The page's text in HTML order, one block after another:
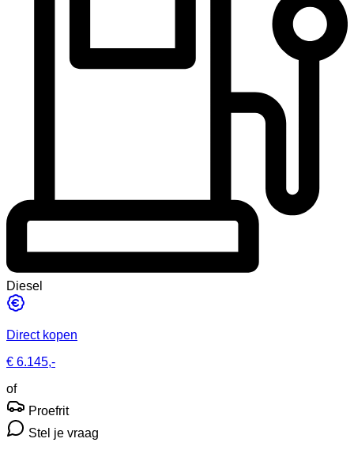
Diesel
Direct kopen
€ 6.145,-
of
Proefrit
Stel je vraag